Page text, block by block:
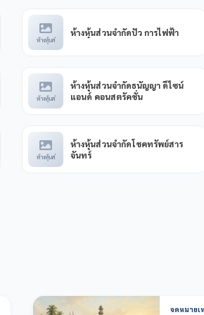
ห้างหุ้นส่
ห้างหุ้นส่วนจำกัดปัว การไฟฟ้า
ห้างหุ้นส่
ห้างหุ้นส่วนจำกัดธนัญญา ดีไซน์
แอนด์ คอนสตรัคชั่น
ห้างหุ้นส่
ห้างหุ้นส่วนจำกัดโชคทรัพย์สาร
จันทร์
จดหมายเ